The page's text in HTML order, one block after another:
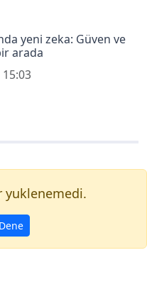
yeni zeka: Güven ve
arada